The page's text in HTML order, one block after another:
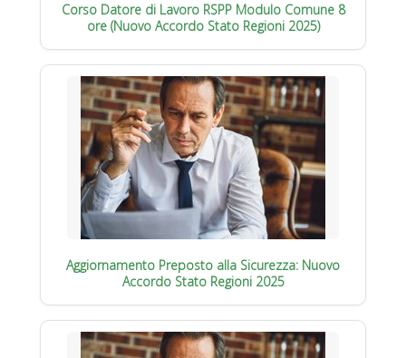
Corso Datore di Lavoro RSPP Modulo Comune 8
ore (Nuovo Accordo Stato Regioni 2025)
Aggiornamento Preposto alla Sicurezza: Nuovo
Accordo Stato Regioni 2025